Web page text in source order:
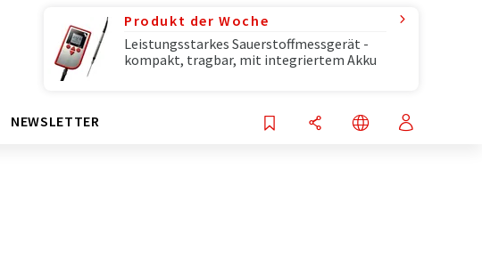
Produkt der Woche
Leistungsstarkes Sauerstoffmessgerät -
kompakt, tragbar, mit integriertem Akku
NEWSLETTER